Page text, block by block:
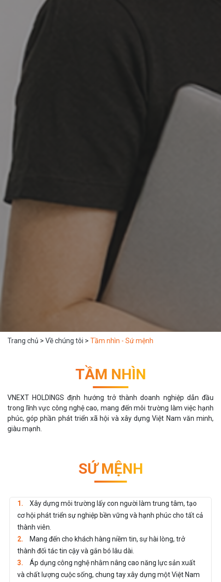
Trang chủ > Về chúng tôi > Tầm nhìn - Sứ mệnh
TẦM NHÌN
VNEXT HOLDINGS định hướng trở thành doanh nghiệp dẫn đầu
trong lĩnh vực công nghệ cao, mang đến môi trường làm việc hạnh
phúc, góp phần phát triển xã hội và xây dựng Việt Nam văn minh,
giàu mạnh.
SỨ MỆNH
1.
Xây dựng môi trường lấy con người làm trung tâm, tạo
cơ hội phát triển sự nghiệp bền vững và hạnh phúc cho tất cả
thành viên.
2.
Mang đến cho khách hàng niềm tin, sự hài lòng, trở
thành đối tác tin cậy và gắn bó lâu dài.
3.
Áp dụng công nghệ nhằm nâng cao năng lực sản xuất
và chất lượng cuộc sống, chung tay xây dựng một Việt Nam